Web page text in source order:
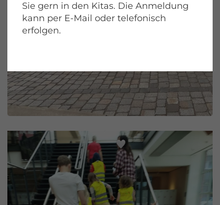
Sie gern in den Kitas. Die Anmeldung
kann per E-Mail oder telefonisch
erfolgen.